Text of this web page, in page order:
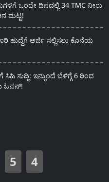
ಒಂದೇ ದಿನದಲ್ಲಿ 34 TMC ನೀರು
ಮಟ್ಟ!
ಹುದ್ದೆಗೆ ಅರ್ಜಿ ಸಲ್ಲಿಸಲು ಕೊನೆಯ
ಸುದ್ದಿ: ಇನ್ಮುಂದೆ ಬೆಳಿಗ್ಗೆ 6 ರಿಂದ
ಓಪನ್!
5 4